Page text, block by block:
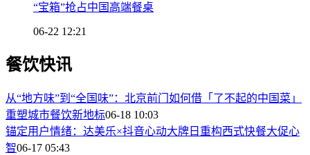
“宝箱”抢占中国高端餐桌
06-22 12:21
餐饮快讯
从“地方味”到“全国味”：北京前门如何借「了不起的中国菜」
重塑城市餐饮新地标06-18 10:03
锚定用户情绪：达美乐×抖音心动大牌日重构西式快餐大促心
智06-17 05:43